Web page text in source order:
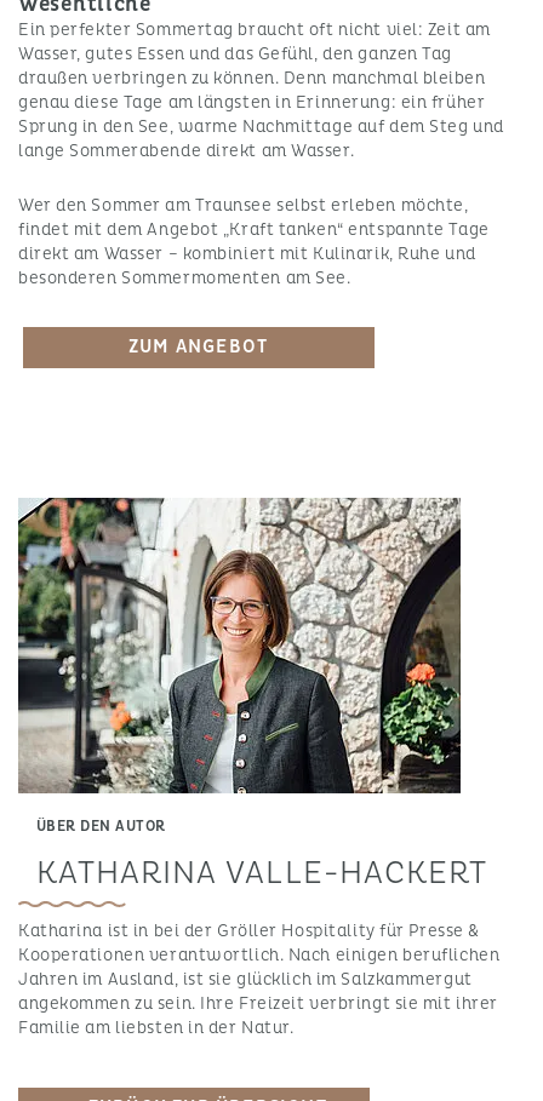
Ein perfekter Sommertag braucht oft nicht viel: Zeit am
Wasser, gutes Essen und das Gefühl, den ganzen Tag
draußen verbringen zu können. Denn manchmal bleiben
genau diese Tage am längsten in Erinnerung: ein früher
Sprung in den See, warme Nachmittage auf dem Steg und
lange Sommerabende direkt am Wasser.
Wer den Sommer am Traunsee selbst erleben möchte,
findet mit dem Angebot „Kraft tanken“ entspannte Tage
direkt am Wasser – kombiniert mit Kulinarik, Ruhe und
besonderen Sommermomenten am See.
ZUM ANGEBOT
ÜBER DEN AUTOR
KATHARINA VALLE-HACKERT
Katharina ist in bei der Gröller Hospitality für Presse &
Kooperationen verantwortlich. Nach einigen beruflichen
Jahren im Ausland, ist sie glücklich im Salzkammergut
angekommen zu sein. Ihre Freizeit verbringt sie mit ihrer
Familie am liebsten in der Natur.